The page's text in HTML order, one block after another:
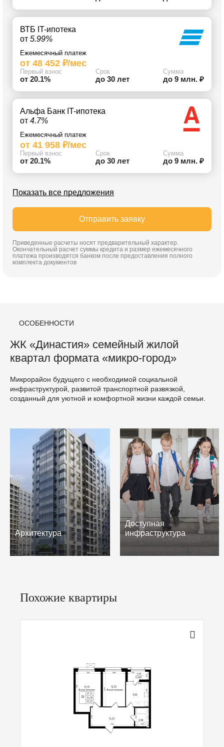
ВТБ IT-ипотека
от 5.99%
Ежемесячный платеж
от 48 452 ₽/мес
Первый взнос
от 20.1%
Срок
до 30 лет
Сумма
до 9 млн. ₽
Альфа Банк IT-ипотека
от 4.7%
Ежемесячный платеж
от 41 958 ₽/мес
Первый взнос
от 20.1%
Срок
до 30 лет
Сумма
до 9 млн. ₽
Показать все предложения
Отправить заявку
Приведенные расчеты носят предварительный характер.
Окончательный расчет суммы кредита и размер ежемесячного
платежа производятся банком после предоставления полного
комплекта документов
ОСОБЕННОСТИ
ЖК «Династия» семейный жилой
квартал формата «микро-город»
Микрорайон будущего с необходимой социальной
инфраструктурой, развитой транспортной развязкой,
созданный для уютной и комфортной жизни каждой семьи.
Архитектура
Доступная
инфраструктура
Похожие квартиры